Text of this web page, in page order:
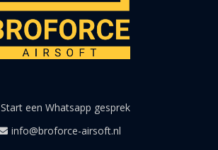
Start een Whatsapp gesprek
info@broforce-airsoft.nl